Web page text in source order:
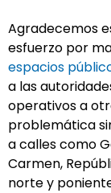
Agradecemos
esfuerzo por
espacios
a las
operativos a
problemática
a calles como
Carmen,
norte y